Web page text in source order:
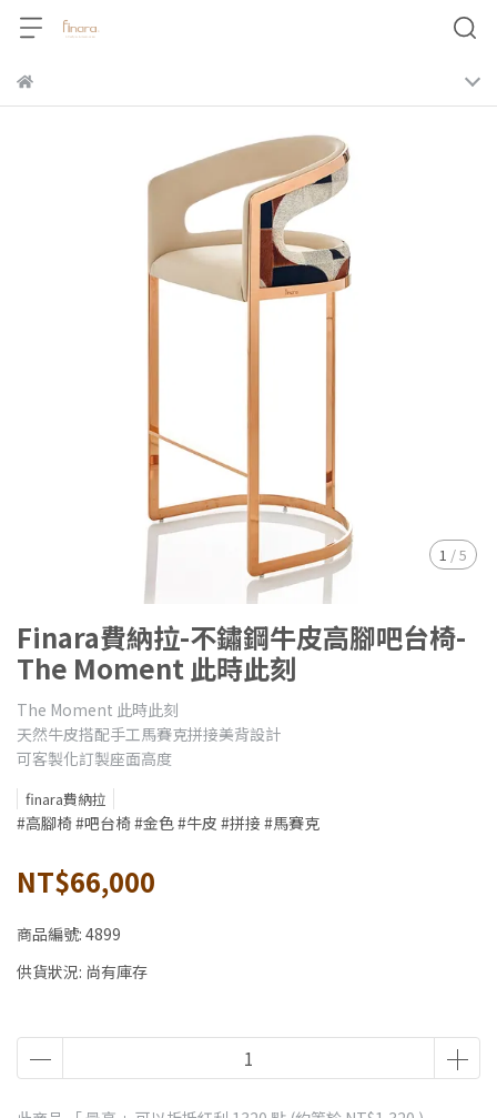
1 /5
Finara費納拉-不鏽鋼牛皮高腳吧台椅-
The Moment 此時此刻
The Moment 此時此刻
天然牛皮搭配手工馬賽克拼接美背設計
可客製化訂製座面高度
finara費納拉
#高腳椅 #吧台椅 #金色 #牛皮 #拼接 #馬賽克
NT$66,000
商品編號: 4899
供貨狀況: 尚有庫存